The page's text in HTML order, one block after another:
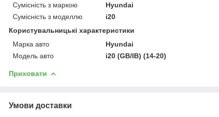
Сумісність з маркою
Hyundai
Сумісність з моделлю
i20
Користувальницькі характеристики
Марка авто
Hyundai
Модель авто
i20 (GB/IB) (14-20)
Приховати
Умови доставки